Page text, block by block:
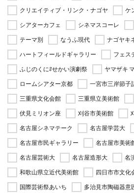
クリエイティブ・リンク・ナゴヤ
ケ
シアターカフェ
シネマスコーレ
テーマ別
なうふ現代
ナゴヤキ
ハートフィールドギャラリー
フェス
ふじのくに⇄せかい演劇祭
ヤマザキ
ロームシアター京都
一宮市三岸節子
三重県文化会館
三重県立美術館
伏見ミリオン座
刈谷市美術館
名古屋シネマテーク
名古屋学芸大
名古屋市民ギャラリー
名古屋市美術
名古屋芸術大
名古屋造形大
名
和歌山県立近代美術館
四日市市文化
国際芸術祭あいち
多治見市陶磁器意